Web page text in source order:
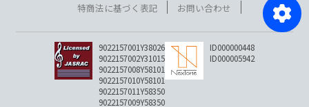
特商法に基づく表記
お問い合わせ
9022157001Y38026
9022157002Y31015
9022157008Y58101
9022157010Y58101
9022157011Y58350
9022157009Y58350
ID000000448
ID000005942